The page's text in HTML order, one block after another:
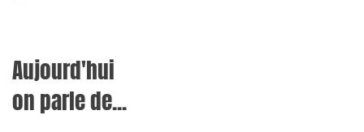
Aujourd'hui
on parle de...